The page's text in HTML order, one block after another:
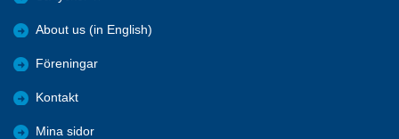
About us (in English)
Föreningar
Kontakt
Mina sidor